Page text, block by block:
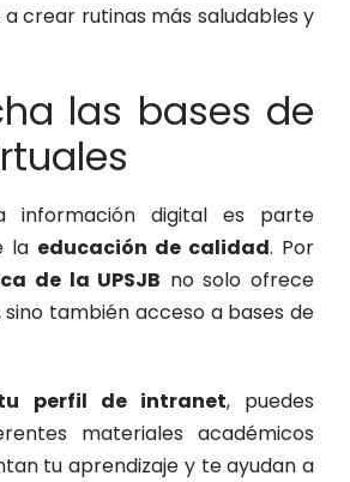
crear rutinas más saludables y
las bases de
información digital es parte
la educación de calidad. Por
de la UPSJB no solo ofrece
sino también acceso a bases de
perfil de intranet, puedes
materiales académicos
tu aprendizaje y te ayudan a